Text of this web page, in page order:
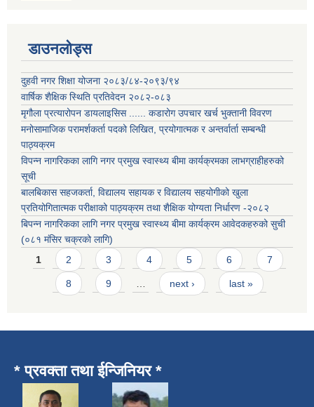
डाउनलोड्स
दुहवी नगर शिक्षा योजना २०८३/८४-२०९३/९४
वार्षिक शैक्षिक स्थिति प्रतिवेदन २०८२-०८३
मृगौला प्रत्यारोपन डायलाइसिस ...... कडारोग उपचार खर्च भुक्तानी विवरण
मनोसामाजिक परामर्शकर्ता पदको लिखित, प्रयोगात्मक र अन्तर्वार्ता सम्बन्धी
पाठ्यक्रम
विपन्न नागरिकका लागि नगर प्रमुख स्वास्थ्य बीमा कार्यक्रमका लाभग्राहीहरुको
सूची
बालबिकास सहजकर्ता, विद्यालय सहायक र विद्यालय सहयोगीको खुला
प्रतियोगितात्मक परीक्षाको पाठ्यक्रम तथा शैक्षिक योग्यता निर्धारण -२०८२
बिपन्न नागरिकका लागि नगर प्रमुख स्वास्थ्य बीमा कार्यक्रम आवेदकहरुको सुची
(०८१ मंसिर चक्रको लागि)
Pages
1 2 3 4 5 6 7
8 9 next › last »
* प्रवक्ता तथा ईन्जिनियर *